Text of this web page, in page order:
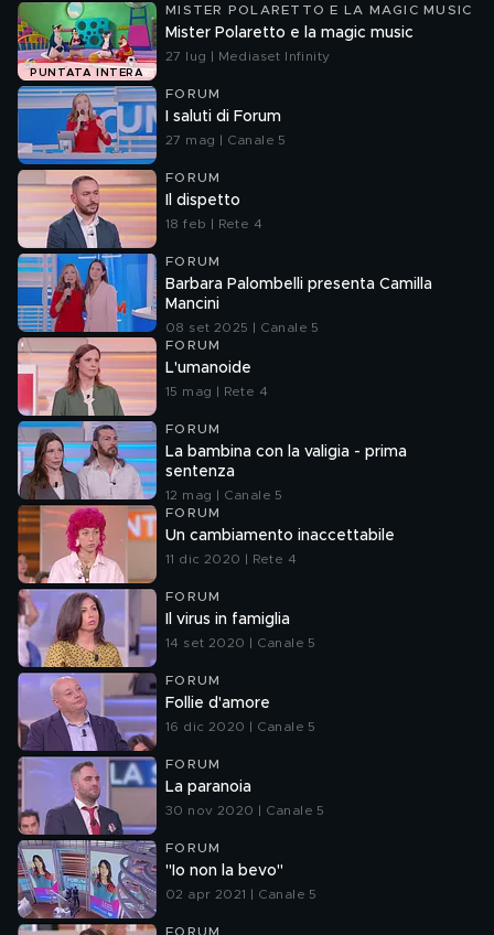
PUNTATA INTERA
MISTER POLARETTO E LA MAGIC MUSIC
Mister Polaretto e la magic music
27 lug | Mediaset Infinity
FORUM
I saluti di Forum
27 mag | Canale 5
FORUM
Il dispetto
18 feb | Rete 4
FORUM
Barbara Palombelli presenta Camilla
Mancini
08 set 2025 | Canale 5
FORUM
L'umanoide
15 mag | Rete 4
FORUM
La bambina con la valigia - prima
sentenza
12 mag | Canale 5
FORUM
Un cambiamento inaccettabile
11 dic 2020 | Rete 4
FORUM
Il virus in famiglia
14 set 2020 | Canale 5
FORUM
Follie d'amore
16 dic 2020 | Canale 5
FORUM
La paranoia
30 nov 2020 | Canale 5
FORUM
"Io non la bevo"
02 apr 2021 | Canale 5
FORUM